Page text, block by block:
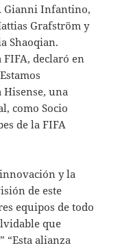
Gianni Infantino,
Grafström y
Shaoqian.
declaró en
Hisense, una
como Socio
de la FIFA
y la
de este
equipos de todo
que
“Esta alianza